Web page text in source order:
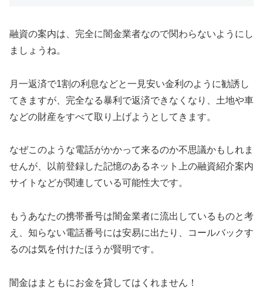
融資の案内は、完全に闇金業者なので関わらないようにし
ましょうね。
月一返済で1割の利息などと一見安い金利のように勧誘し
てきますが、完全なる暴利で返済できなくなり、土地や車
などの財産をすべて取り上げようとしてきます。
なぜこのような電話がかかって来るのか不思議かもしれま
せんが、以前登録した記憶のあるネット上の融資紹介案内
サイトなどが関連している可能性大です。
もうあなたの携帯番号は闇金業者に流出しているものと考
え、知らない電話番号には安易に出たり、コールバックす
るのは気を付けたほうが賢明です。
闇金はまともにお金を貸してはくれません！